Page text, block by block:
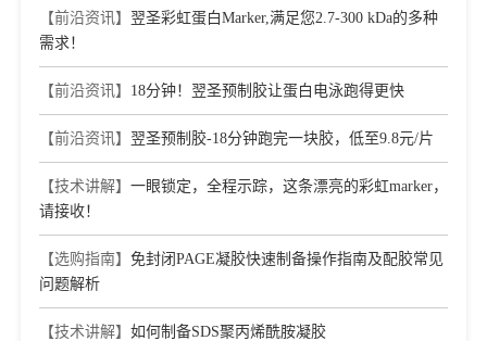
10.1016/j.exer.2022.108939 | IF：3.77
the repeated administration of total alkaloid extracts from the
seeds of Peganum harmala Linn
ETHNOPHARMACOLOGY | DOI：
10.1016/j.jep.2020.113183 | IF：3.69
[10] Improvement of Oxazolone-Induced Ulcerative Colitis in
Rats Using Andrographolide
Journal：MOLECULES | DOI：
10.3390/molecules25010076 | IF：3.06
【前沿资讯】 翌圣彩虹蛋白Marker,满足您2.7-300 kDa的多种
需求！
【前沿资讯】 18分钟！翌圣预制胶让蛋白电泳跑得更快
【前沿资讯】 翌圣预制胶-18分钟跑完一块胶，低至9.8元/片
【技术讲解】 一眼锁定，全程示踪，这条漂亮的彩虹marker，
请接收！
【选购指南】 免封闭PAGE凝胶快速制备操作指南及配胶常见
问题解析
【技术讲解】 如何制备SDS聚丙烯酰胺凝胶